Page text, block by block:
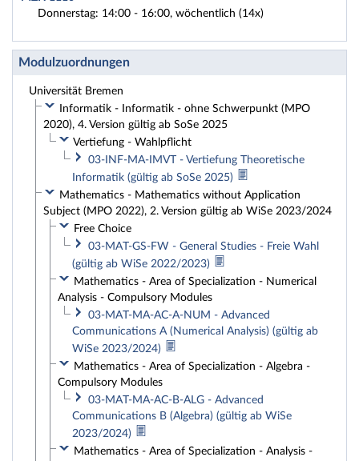
Donnerstag: 14:00 - 16:00, wöchentlich (14x)
Modulzuordnungen
Universität Bremen
Informatik - Informatik - ohne Schwerpunkt (MPO
2020), 4. Version gültig ab SoSe 2025
Vertiefung - Wahlpflicht
03-INF-MA-IMVT - Vertiefung Theoretische
Informatik (gültig ab SoSe 2025)
Mathematics - Mathematics without Application
Subject (MPO 2022), 2. Version gültig ab WiSe 2023/2024
Free Choice
03-MAT-GS-FW - General Studies - Freie Wahl
(gültig ab WiSe 2022/2023)
Mathematics - Area of Specialization - Numerical
Analysis - Compulsory Modules
03-MAT-MA-AC-A-NUM - Advanced
Communications A (Numerical Analysis) (gültig ab
WiSe 2023/2024)
Mathematics - Area of Specialization - Algebra -
Compulsory Modules
03-MAT-MA-AC-B-ALG - Advanced
Communications B (Algebra) (gültig ab WiSe
2023/2024)
Mathematics - Area of Specialization - Analysis -